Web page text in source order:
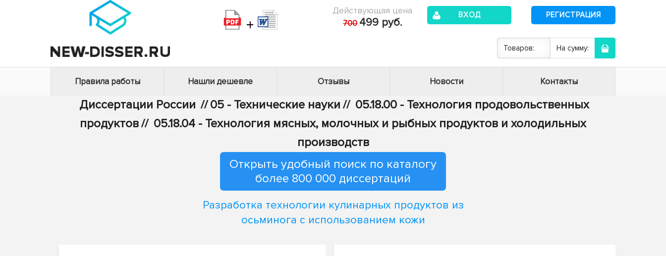
+
Действующая цена
700 499 руб.
ВХОД РЕГИСТРАЦИЯ
Товаров: На сумму:
Правила работы Нашли дешевле Отзывы Новости Контакты
Диссертации России // 05 - Технические науки // 05.18.00 - Технология продовольственных
продуктов// 05.18.04 - Технология мясных, молочных и рыбных продуктов и холодильных
производств
Открыть удобный поиск по каталогу
более 800 000 диссертаций
Разработка технологии кулинарных продуктов из
осьминога с использованием кожи